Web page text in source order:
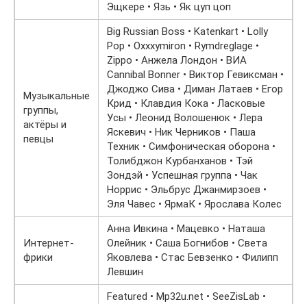
Эщкере • Язь • Як цуп цоп
Музыкальные
группы,
актёры и
певцы
Big Russian Boss • Katenkart • Lolly
Pop • Oxxxymiron • Rymdreglage •
Zippo • Анжела Лондон • ВИА
Cannibal Bonner • Виктор Гевиксман •
Джоджо Сива • Диман Латаев • Егор
Крид • Клавдия Кока • Ласковые
Усы • Леонид Волошенюк • Лера
Яскевич • Ник Черников • Паша
Техник • Симфоническая оборона •
Толибджон Курбанханов • Тэй
Зондэй • Успешная группа • Чак
Норрис • Эльбрус Джанмирзоев •
Эля Чавес • ЯрмаК • Ярослава Колес
Интернет-
фрики
Анна Ивкина • Мацевко • Наташа
Олейник • Саша Богнибов • Света
Яковлева • Стас Бевзенко • Филипп
Левшин
Featured • Mp32u.net • SeeZisLab •